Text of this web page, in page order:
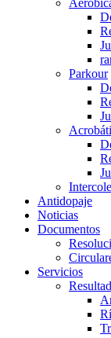
Parkour
Antidopaje
Noticias
Documentos
Servicios